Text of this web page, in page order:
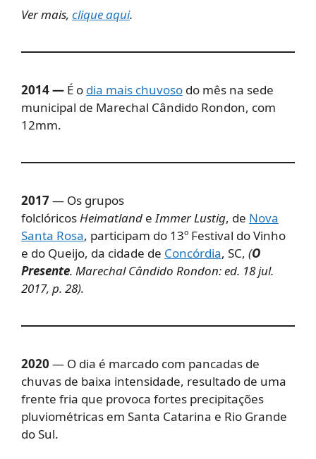
Ver mais, clique aqui.
2014— É o dia mais chuvoso do mês na sede
municipal de Marechal Cândido Rondon, com
12mm.
2017— Os grupos
folclóricosHeimatland eImmer Lustig, de Nova
Santa Rosa, participam do 13º Festival do Vinho
e do Queijo, da cidade de Concórdia, SC, (O
Presente. Marechal Cândido Rondon: ed. 18 jul.
2017, p. 28).
2020 — O dia é marcado com pancadas de
chuvas de baixa intensidade, resultado de uma
frente fria que provoca fortes precipitações
pluviométricas em Santa Catarina e Rio Grande
do Sul.